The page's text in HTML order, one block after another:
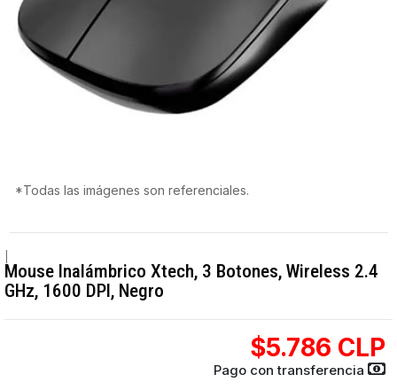
*Todas las imágenes son referenciales.
Mouse Inalámbrico Xtech, 3 Botones, Wireless 2.4
GHz, 1600 DPI, Negro
$5.786 CLP
Pago con transferencia